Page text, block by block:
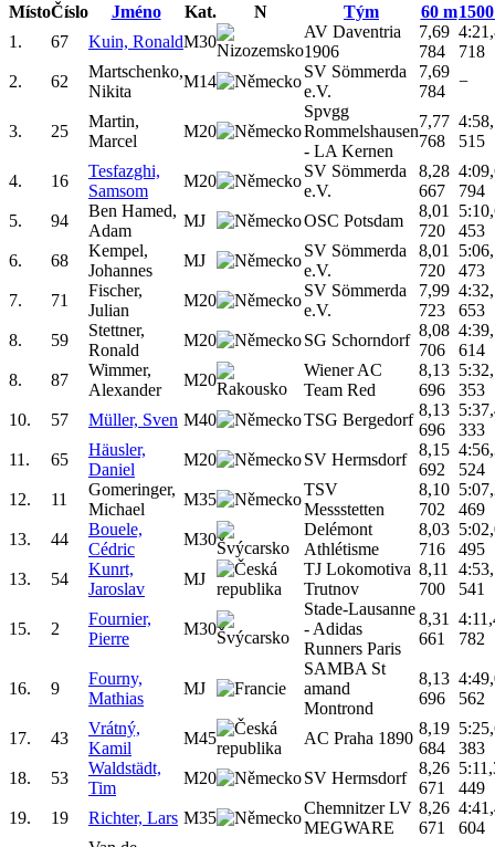
MístoČíslo Jméno Kat. N Tým 60 m
1.
67 Kuin, RonaldM30
AV Daventria
1906
7,69
784
718
2.
62
Martschenko,
Nikita
M14
SV Sömmerda
e.V.
7,69
784
−
3. 25
Martin,
Marcel
M20
Spvgg
Rommelshausen
- LA Kernen
7,77
768
515
4. 16
Tesfazghi,
Samsom
M20
SV Sömmerda
e.V.
8,28
667
794
5.
94
Ben Hamed,
Adam
MJ OSC Potsdam
8,01
720
453
6.
68
Kempel,
Johannes
MJ
SV Sömmerda
e.V.
8,01
720
473
7.
71
Fischer,
Julian
M20
SV Sömmerda
e.V.
7,99
723
653
8.
59
Stettner,
Ronald
M20 SG Schorndorf
8,08
706
614
8.
87
Wimmer,
Alexander
M20
Wiener AC
Team Red
8,13
696
353
10.
57 Müller, Sven M40 TSG Bergedorf
8,13
696
333
11.
65
Häusler,
Daniel
M20 SV Hermsdorf
8,15
692
524
12.
11
Gomeringer,
Michael
M35
TSV
Messstetten
8,10
702
469
13.
44
Bouele,
Cédric
M30
Delémont
Athlétisme
8,03
716
495
13.
54
Kunrt,
Jaroslav
MJ
TJ Lokomotiva
Trutnov
8,11
700
541
15. 2
Fournier,
Pierre
M30
Stade-Lausanne
- Adidas
Runners Paris
8,31
661
782
16. 9
Fourny,
Mathias
MJ
SAMBA St
amand
Montrond
8,13
696
562
17. 43
Vrátný,
Kamil
M45 AC Praha 1890
8,19
684
383
18.
53
Waldstädt,
Tim
M20 SV Hermsdorf
8,26
671
449
19.
19 Richter, Lars M35
Chemnitzer LV
MEGWARE
8,26
671
604